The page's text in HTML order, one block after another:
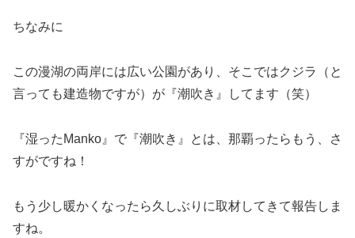
ちなみに
この漫湖の両岸には広い公園があり、そこではクジラ（と
言っても建造物ですが）が『潮吹き』してます（笑）
『湿ったManko』で『潮吹き』とは、那覇ったらもう、さ
すがですね！
もう少し暖かくなったら久しぶりに取材してきて報告しま
すね。